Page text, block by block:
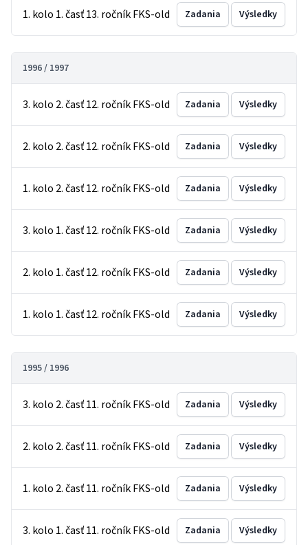
1. kolo 1. časť 13. ročník FKS-old Zadania Výsledky
1996 / 1997
3. kolo 2. časť 12. ročník FKS-old Zadania Výsledky
2. kolo 2. časť 12. ročník FKS-old Zadania Výsledky
1. kolo 2. časť 12. ročník FKS-old Zadania Výsledky
3. kolo 1. časť 12. ročník FKS-old Zadania Výsledky
2. kolo 1. časť 12. ročník FKS-old Zadania Výsledky
1. kolo 1. časť 12. ročník FKS-old Zadania Výsledky
1995 / 1996
3. kolo 2. časť 11. ročník FKS-old Zadania Výsledky
2. kolo 2. časť 11. ročník FKS-old Zadania Výsledky
1. kolo 2. časť 11. ročník FKS-old Zadania Výsledky
3. kolo 1. časť 11. ročník FKS-old Zadania Výsledky